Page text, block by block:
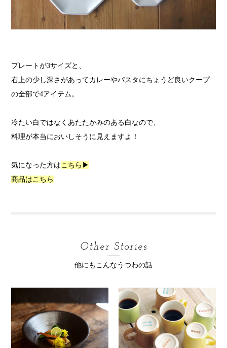
プレートが3サイズと、
右上の少し深さがあってカレーやパスタにちょうど良いクープ
の全部で4アイテム。
冷たい白ではなくあたたかみのある白なので、
料理が本当においしそうに見えますよ！
気になった方は こちら▶
商品はこちら
Other Stories
他にもこんなうつわの話